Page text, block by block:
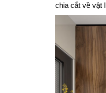
chia cắt về vật